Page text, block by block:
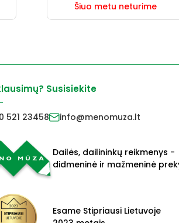
Šiuo metu neturime
Susisiekite
521 23458 info@menomuza.lt
Dailės, dailininkų reikmenys -
didmeninė ir mažmeninė
Esame Stipriausi Lietuvoje